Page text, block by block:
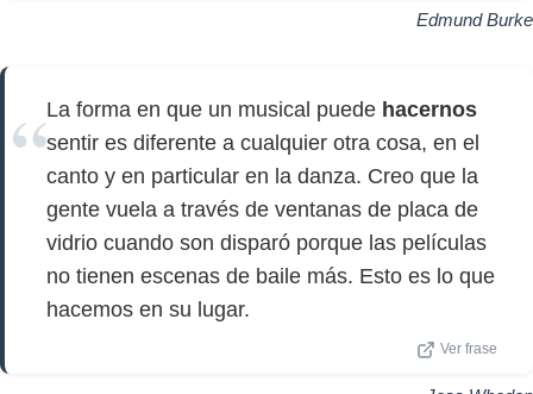
Edmund Burke
La forma en que un musical puede hacernos
sentir es diferente a cualquier otra cosa, en el
canto y en particular en la danza. Creo que la
gente vuela a través de ventanas de placa de
vidrio cuando son disparó porque las películas
no tienen escenas de baile más. Esto es lo que
hacemos en su lugar.
Ver frase